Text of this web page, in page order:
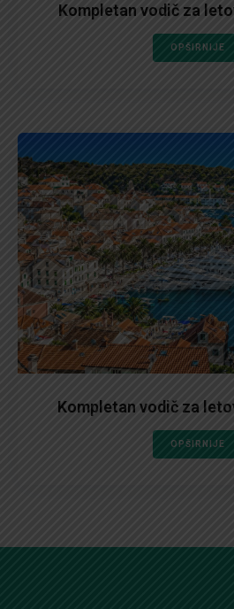
Kompletan vodič za
OPŠIRNIJE
Kompletan vodič za
OPŠIRNIJE